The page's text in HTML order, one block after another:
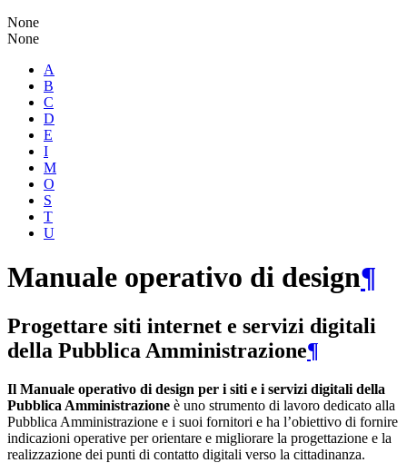
None
None
A
B
C
D
E
I
M
O
S
T
U
Manuale operativo di design¶
Progettare siti internet e servizi digitali
della Pubblica Amministrazione¶
Il Manuale operativo di design per i siti e i servizi digitali della
Pubblica Amministrazione è uno strumento di lavoro dedicato alla
Pubblica Amministrazione e i suoi fornitori e ha l’obiettivo di fornire
indicazioni operative per orientare e migliorare la progettazione e la
realizzazione dei punti di contatto digitali verso la cittadinanza.